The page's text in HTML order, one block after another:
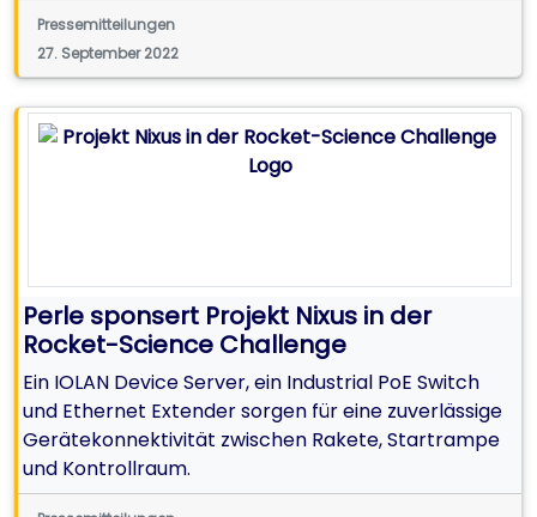
Pressemitteilungen
27. September 2022
Perle sponsert Projekt Nixus in der
Rocket-Science Challenge
Ein IOLAN Device Server, ein Industrial PoE Switch
und Ethernet Extender sorgen für eine zuverlässige
Gerätekonnektivität zwischen Rakete, Startrampe
und Kontrollraum.